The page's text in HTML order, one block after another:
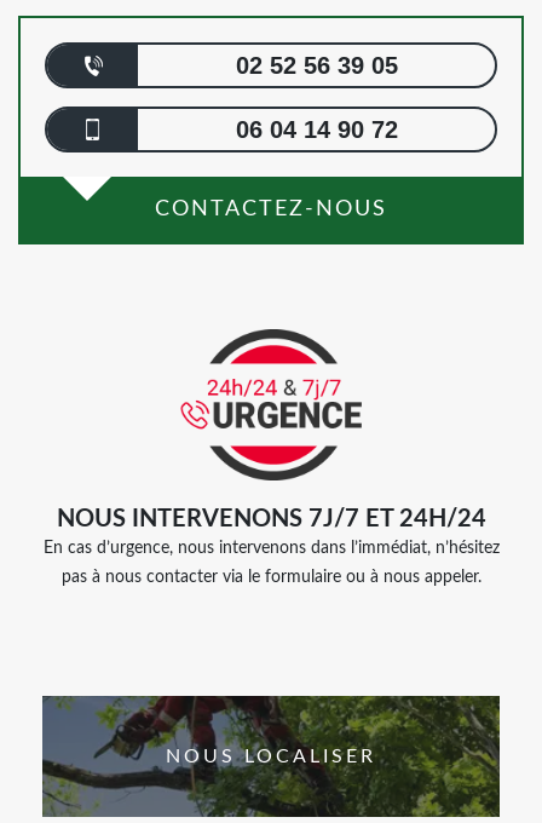
02 52 56 39 05
06 04 14 90 72
CONTACTEZ-NOUS
NOUS INTERVENONS 7J/7 ET 24H/24
En cas d’urgence, nous intervenons dans l’immédiat, n’hésitez
pas à nous contacter via le formulaire ou à nous appeler.
NOUS LOCALISER